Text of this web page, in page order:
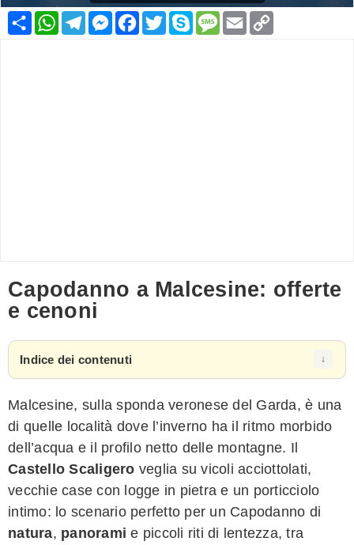
Condividi
WhatsApp
Telegram
Messenger
Facebook
TwitterSkypeMessage
Email
Capodanno a Malcesine: offerte
e cenoni
Indice dei contenuti
Malcesine, sulla sponda veronese del Garda, è una
di quelle località dove l’inverno ha il ritmo morbido
dell’acqua e il profilo netto delle montagne. Il
Castello Scaligero veglia su vicoli acciottolati,
vecchie case con logge in pietra e un porticciolo
intimo: lo scenario perfetto per un Capodanno di
natura, panorami e piccoli riti di lentezza, tra